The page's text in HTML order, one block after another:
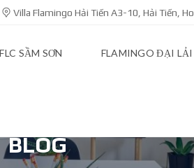
Villa Flamingo Hải Tiến A3-10, Hải Tiến,
SẦM SƠN FLAMINGO ĐẠI LẢI
BLOG